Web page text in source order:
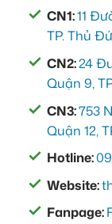
CN1:11
TP. Thủ
CN2:24
Quận 9,
CN3:753
Quận 12,
Hotline:
Website:
Fanpage: